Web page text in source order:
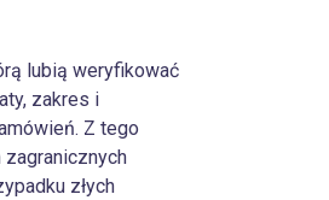
lubią weryfikować
zakres i
Z tego
złych